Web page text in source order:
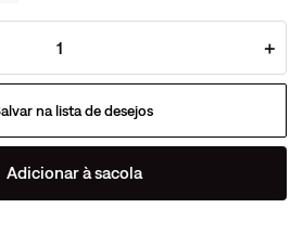
＋
Adicionar à sacola